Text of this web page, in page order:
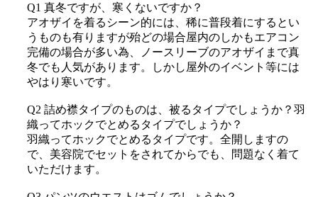
Q1 真冬ですが、寒くないですか？
アオザイを着るシーン的には、稀に普段着にするとい
うものも有りますが殆どの場合屋内のしかもエアコン
完備の場合が多い為、ノースリーブのアオザイまで真
冬でも人気があります。しかし屋外のイベント等には
やはり寒いです。
Q2 詰め襟タイプのものは、被るタイプでしょうか？羽
織ってホックでとめるタイプでしょうか？
羽織ってホックでとめるタイプです。全開しますの
で、美容院でセットをされてからでも、問題なく着て
いただけます。